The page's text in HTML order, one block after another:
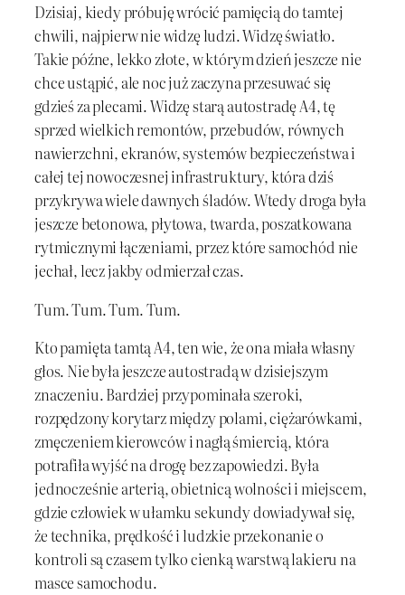
Dzisiaj, kiedy próbuję wrócić pamięcią do tamtej
chwili, najpierw nie widzę ludzi. Widzę światło.
Takie późne, lekko złote, w którym dzień jeszcze nie
chce ustąpić, ale noc już zaczyna przesuwać się
gdzieś za plecami. Widzę starą autostradę A4, tę
sprzed wielkich remontów, przebudów, równych
nawierzchni, ekranów, systemów bezpieczeństwa i
całej tej nowoczesnej infrastruktury, która dziś
przykrywa wiele dawnych śladów. Wtedy droga była
jeszcze betonowa, płytowa, twarda, poszatkowana
rytmicznymi łączeniami, przez które samochód nie
jechał, lecz jakby odmierzał czas.
Tum. Tum. Tum. Tum.
Kto pamięta tamtą A4, ten wie, że ona miała własny
głos. Nie była jeszcze autostradą w dzisiejszym
znaczeniu. Bardziej przypominała szeroki,
rozpędzony korytarz między polami, ciężarówkami,
zmęczeniem kierowców i nagłą śmiercią, która
potrafiła wyjść na drogę bez zapowiedzi. Była
jednocześnie arterią, obietnicą wolności i miejscem,
gdzie człowiek w ułamku sekundy dowiadywał się,
że technika, prędkość i ludzkie przekonanie o
kontroli są czasem tylko cienką warstwą lakieru na
masce samochodu.